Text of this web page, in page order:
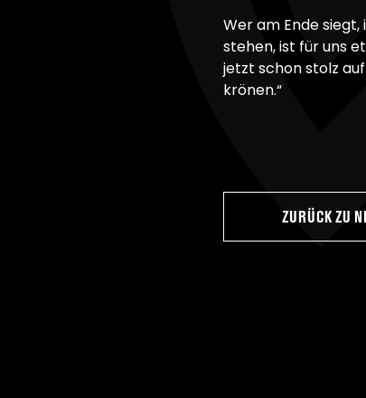
Wer am Ende siegt,
stehen, ist für uns
jetzt schon stolz
krönen.“
ZURÜCK ZU